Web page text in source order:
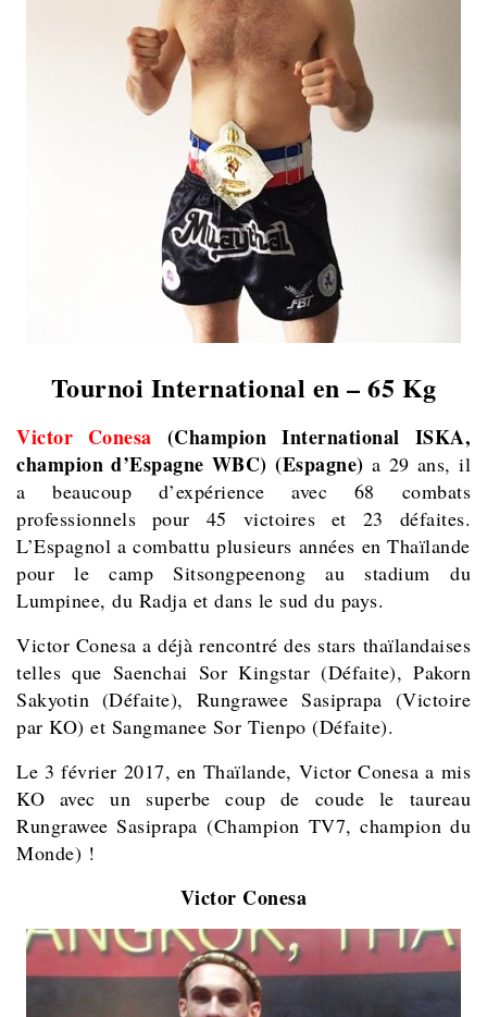
Tournoi International en – 65 Kg
Victor Conesa (Champion International ISKA,
champion d’Espagne WBC) (Espagne) a 29 ans, il
a beaucoup d’expérience avec 68 combats
professionnels pour 45 victoires et 23 défaites.
L’Espagnol a combattu plusieurs années en Thaïlande
pour le camp Sitsongpeenong au stadium du
Lumpinee, du Radja et dans le sud du pays.
Victor Conesa a déjà rencontré des stars thaïlandaises
telles que Saenchai Sor Kingstar (Défaite), Pakorn
Sakyotin (Défaite), Rungrawee Sasiprapa (Victoire
par KO) et Sangmanee Sor Tienpo (Défaite).
Le 3 février 2017, en Thaïlande, Victor Conesa a mis
KO avec un superbe coup de coude le taureau
Rungrawee Sasiprapa (Champion TV7, champion du
Monde) !
Victor Conesa